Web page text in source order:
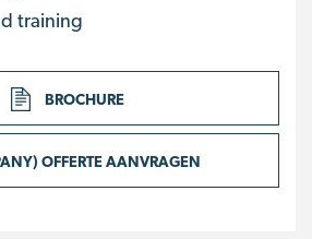
training
BROCHURE
OFFERTE AANVRAGEN